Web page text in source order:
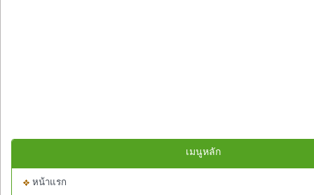
เมนูหลัก
หน้าแรก